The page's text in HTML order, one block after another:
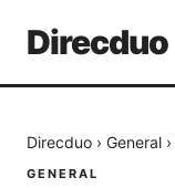
Direcduo
Direcduo › General ›
GENERAL